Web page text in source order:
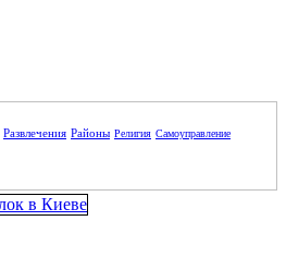
Развлечения Районы Религия Самоуправление